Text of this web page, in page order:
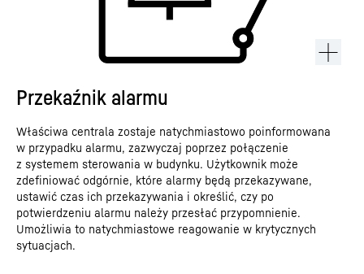
Przekaźnik alarmu
Właściwa centrala zostaje natychmiastowo poinformowana
w przypadku alarmu, zazwyczaj poprzez połączenie
z systemem sterowania w budynku. Użytkownik może
zdefiniować odgórnie, które alarmy będą przekazywane,
ustawić czas ich przekazywania i określić, czy po
potwierdzeniu alarmu należy przesłać przypomnienie.
Umożliwia to natychmiastowe reagowanie w krytycznych
sytuacjach.